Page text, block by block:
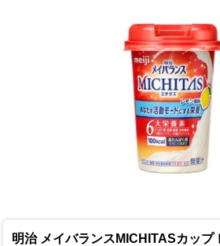
明治 メイバランスMICHITASカップ